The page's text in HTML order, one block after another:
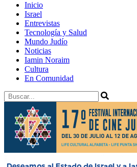
Inicio
Israel
Entrevistas
Tecnología y Salud
Mundo Judío
Noticias
Iamin Noraim
Cultura
En Comunidad